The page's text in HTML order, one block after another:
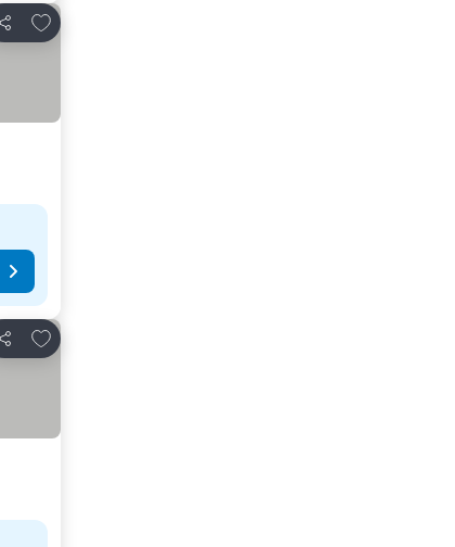
Teilen
Zu Favoriten hinzufügen
Teilen
Zu Favoriten hinzufügen